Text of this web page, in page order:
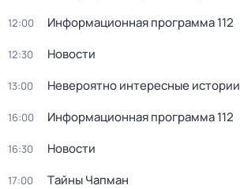
12:00 Информационная программа 112
12:30 Новости
13:00 Невероятно интересные истории
16:00 Информационная программа 112
16:30 Новости
17:00 Тaйны Чапман